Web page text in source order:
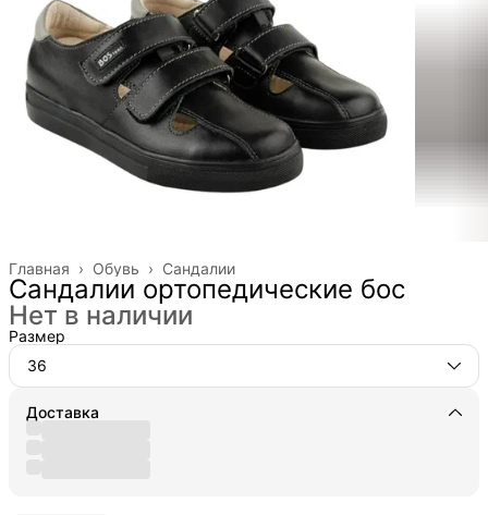
Сандалии
Обувь ›
Главная ›
Сандалии ортопедические бос
Нет в наличии
Размер
36
Доставка